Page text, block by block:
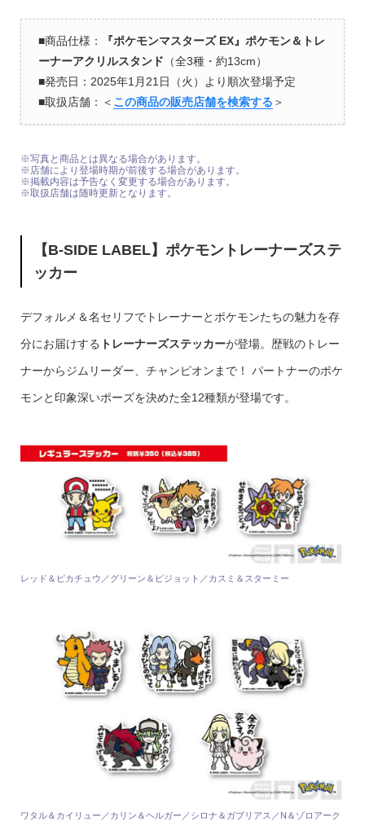
■商品仕様：
『ポケモンマスターズ EX』ポケモン＆トレ
ーナーアクリルスタンド （全3種・約13cm）
■発売日：2025年1月21日（火）より順次登場予定
■取扱店舗：＜ この商品の販売店舗を検索する ＞
※写真と商品とは異なる場合があります。
※店舗により登場時期が前後する場合があります。
※掲載内容は予告なく変更する場合があります。
※取扱店舗は随時更新となります。
【B-SIDE LABEL】ポケモントレーナーズステ
ッカー
デフォルメ＆名セリフでトレーナーとポケモンたちの魅力を存
分にお届けする トレーナーズステッカーが登場。歴戦のトレー
ナーからジムリーダー、チャンピオンまで！ パートナーのポケ
モンと印象深いポーズを決めた全12種類が登場です。
レッド＆ピカチュウ／グリーン＆ピジョット／カスミ＆スターミー
ワタル＆カイリュー／カリン＆ヘルガー／シロナ＆ガブリアス／N＆ゾロアーク